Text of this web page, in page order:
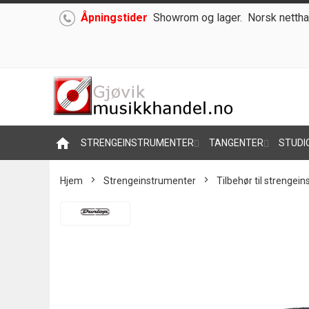
Hoppe Åpningstider Showrom og lager. Norsk
home STRENGEINSTRUMENTER TANGENTER
Hjem Strengeinstrumenter Tilbehør til